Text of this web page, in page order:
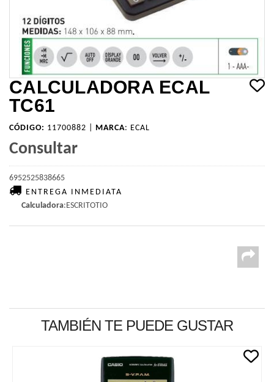
CALCULADORA ECAL
TC61
CÓDIGO: 11700882 | MARCA: ECAL
Consultar
6952525838665
ENTREGA INMEDIATA
Calculadora:ESCRITOTIO
TAMBIÉN TE PUEDE GUSTAR